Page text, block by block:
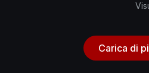
Carica di